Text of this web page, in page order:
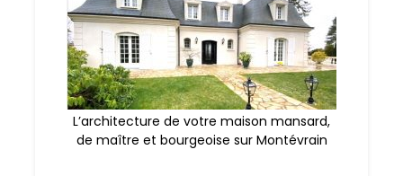
L’architecture de votre maison mansard,
de maître et bourgeoise sur Montévrain